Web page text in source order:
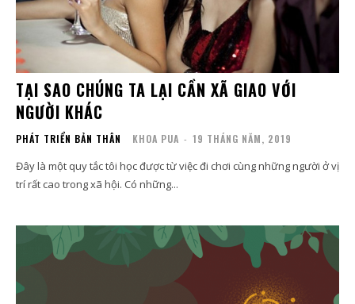
TẠI SAO CHÚNG TA LẠI CẦN XÃ GIAO VỚI
NGƯỜI KHÁC
PHÁT TRIỂN BẢN THÂN KHOA PUA - 19 THÁNG NĂM, 2019
Đây là một quy tắc tôi học được từ việc đi chơi cùng những người ở vị
trí rất cao trong xã hội. Có những...